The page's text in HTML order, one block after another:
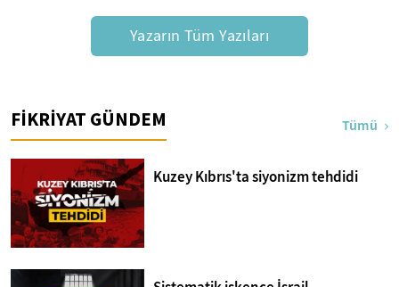
Yazarın Tüm Yazıları
FİKRİYAT GÜNDEM Tümü
Kuzey Kıbrıs'ta siyonizm tehdidi